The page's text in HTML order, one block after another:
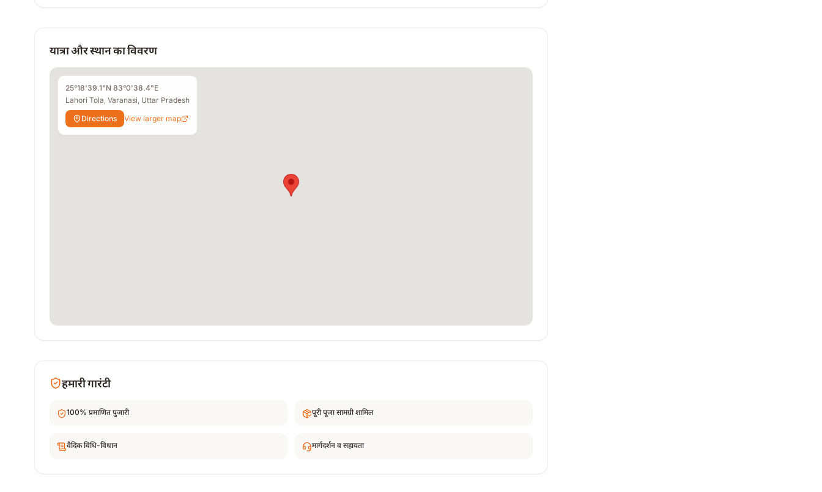
यात्रा और स्थान का विवरण
25°18'39.1"N 83°0'38.4"E
Lahori Tola, Varanasi, Uttar Pradesh
Directions
View larger map
हमारी गारंटी
100% प्रमाणित पुजारी पूरी पूजा सामग्री शामिल
वैदिक विधि-विधान मार्गदर्शन व सहायता